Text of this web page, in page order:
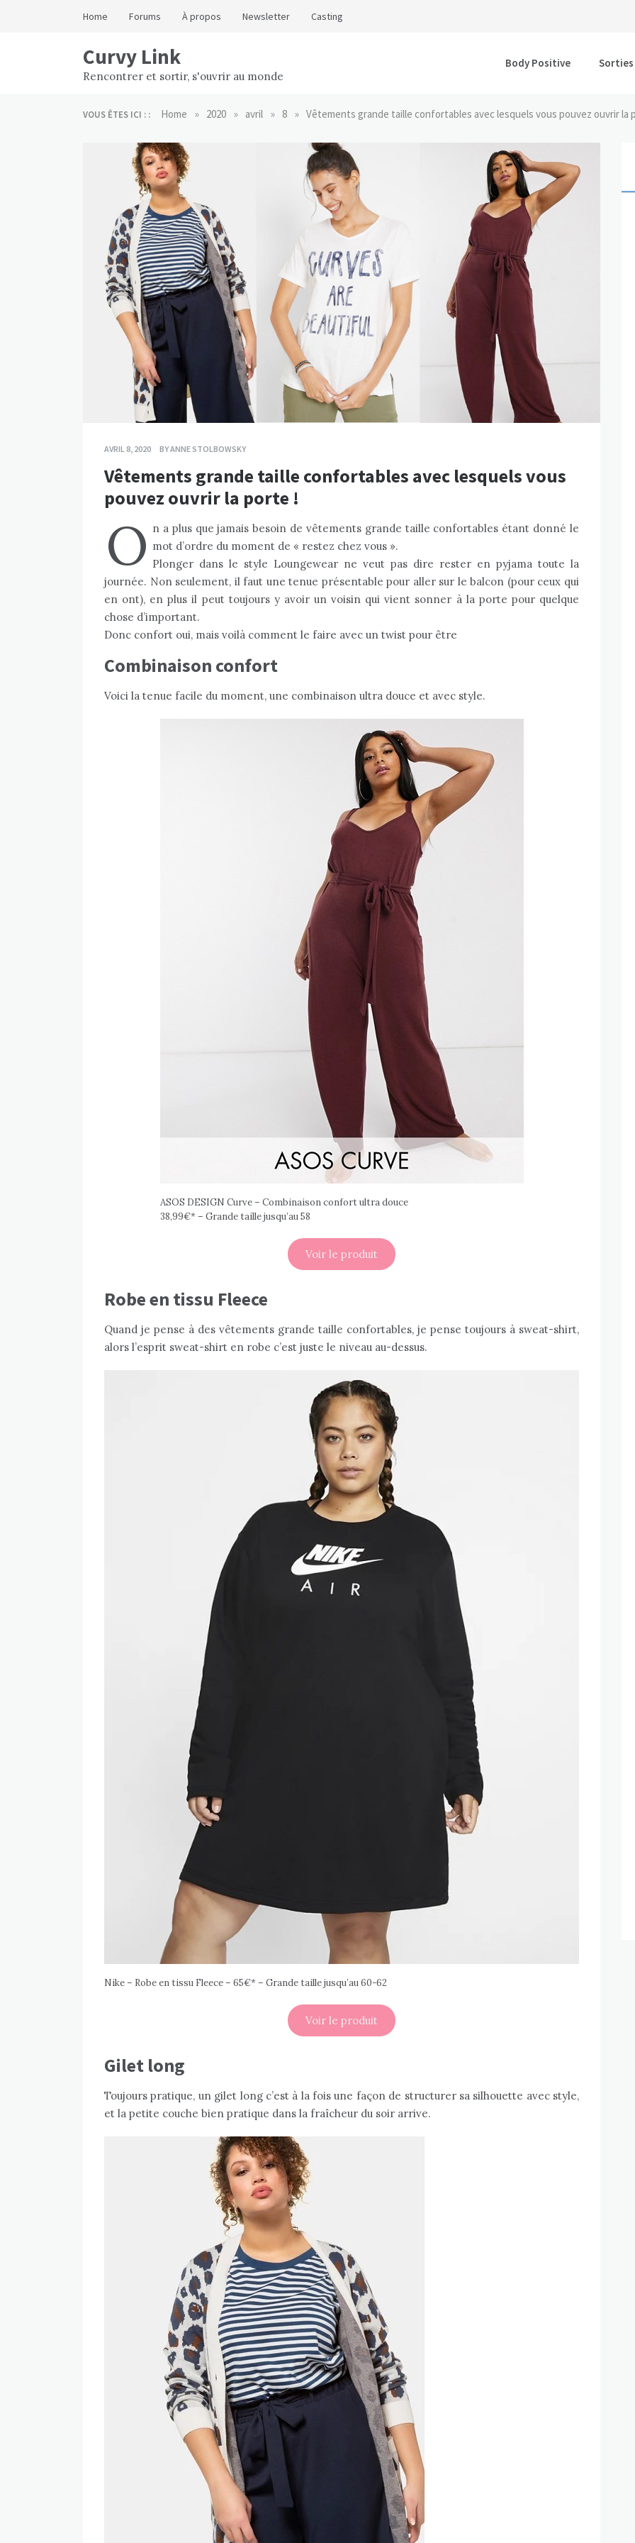
Home Forums À propos Newsletter Casting
Curvy Link
Rencontrer et sortir, s'ouvrir au monde
Body Positive Sorties
VOUS ÊTES ICI : : Home » 2020 » avril » 8 » Vêtements grande taille confortables avec lesquels vous pouvez ouvrir la
AVRIL 8, 2020 BYANNE STOLBOWSKY
Vêtements grande taille confortables avec lesquels vous
pouvez ouvrir la porte !
O n a plus que jamais besoin de vêtements grande taille confortables étant donné le
mot d’ordre du moment de « restez chez vous ».
Plonger dans le style Loungewear ne veut pas dire rester en pyjama toute la
journée. Non seulement, il faut une tenue présentable pour aller sur le balcon (pour ceux qui
en ont), en plus il peut toujours y avoir un voisin qui vient sonner à la porte pour quelque
chose d’important.
Donc confort oui, mais voilà comment le faire avec un twist pour être
Combinaison confort
Voici la tenue facile du moment, une combinaison ultra douce et avec style.
ASOS DESIGN Curve – Combinaison confort ultra douce
38,99€* – Grande taille jusqu’au 58
Voir le produit
Robe en tissu Fleece
Quand je pense à des vêtements grande taille confortables, je pense toujours à sweat-shirt,
alors l’esprit sweat-shirt en robe c’est juste le niveau au-dessus.
Nike – Robe en tissu Fleece – 65€* – Grande taille jusqu’au 60-62
Voir le produit
Gilet long
Toujours pratique, un gilet long c’est à la fois une façon de structurer sa silhouette avec style,
et la petite couche bien pratique dans la fraîcheur du soir arrive.
L_etreamoncorps [ Interview ]
FÉVRIER 28, 2020